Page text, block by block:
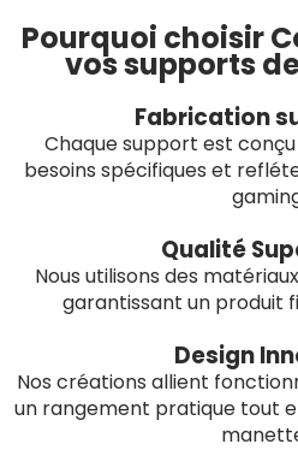
Pourquoi choisir
vos supports
Fabrication
Chaque support est
besoins spécifiques et
Qualité
Nous utilisons des
garantissant un produit
Design
Nos créations allient
un rangement pratique tout